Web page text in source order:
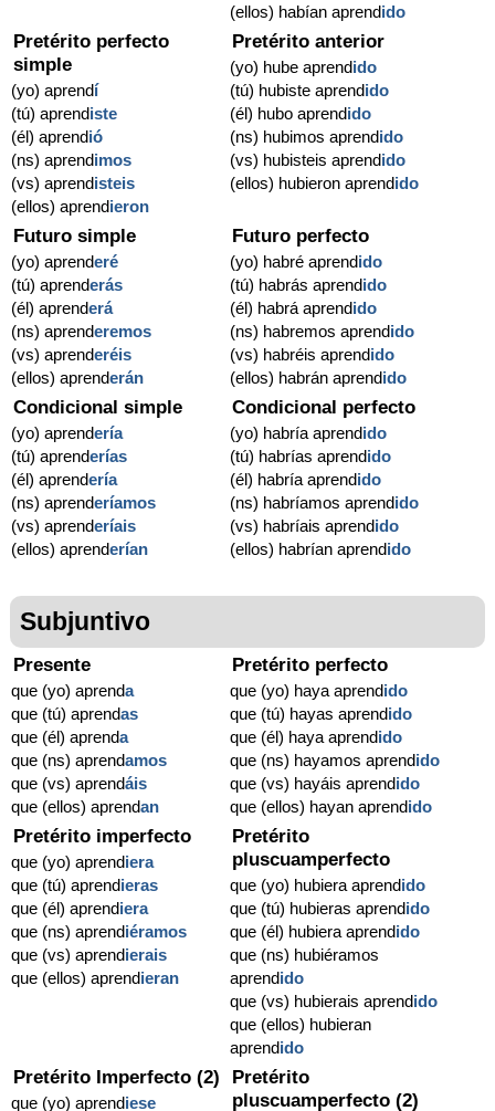
(ellos) habían aprendido
Pretérito perfecto
simple
(yo) aprendí
(tú) aprendiste
(él) aprendió
(ns) aprendimos
(vs) aprendisteis
(ellos) aprendieron
Pretérito anterior
(yo) hube aprendido
(tú) hubiste aprendido
(él) hubo aprendido
(ns) hubimos aprendido
(vs) hubisteis aprendido
(ellos) hubieron aprendido
Futuro simple
(yo) aprenderé
(tú) aprenderás
(él) aprenderá
(ns) aprenderemos
(vs) aprenderéis
(ellos) aprenderán
Futuro perfecto
(yo) habré aprendido
(tú) habrás aprendido
(él) habrá aprendido
(ns) habremos aprendido
(vs) habréis aprendido
(ellos) habrán aprendido
Condicional simple
(yo) aprendería
(tú) aprenderías
(él) aprendería
(ns) aprenderíamos
(vs) aprenderíais
(ellos) aprenderían
Condicional perfecto
(yo) habría aprendido
(tú) habrías aprendido
(él) habría aprendido
(ns) habríamos aprendido
(vs) habríais aprendido
(ellos) habrían aprendido
Subjuntivo
Presente
que (yo) aprenda
que (tú) aprendas
que (él) aprenda
que (ns) aprendamos
que (vs) aprendáis
que (ellos) aprendan
Pretérito perfecto
que (yo) haya aprendido
que (tú) hayas aprendido
que (él) haya aprendido
que (ns) hayamos aprendido
que (vs) hayáis aprendido
que (ellos) hayan aprendido
Pretérito imperfecto
que (yo) aprendiera
que (tú) aprendieras
que (él) aprendiera
que (ns) aprendiéramos
que (vs) aprendierais
que (ellos) aprendieran
Pretérito
pluscuamperfecto
que (yo) hubiera aprendido
que (tú) hubieras aprendido
que (él) hubiera aprendido
que (ns) hubiéramos
aprendido
que (vs) hubierais aprendido
que (ellos) hubieran
aprendido
Pretérito Imperfecto (2)
que (yo) aprendiese
Pretérito
pluscuamperfecto (2)